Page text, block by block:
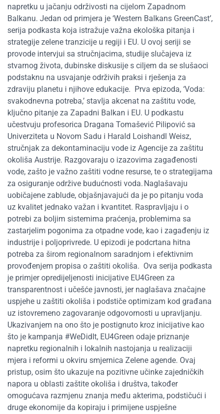
napretku u jačanju održivosti na cijelom Zapadnom
Balkanu. Jedan od primjera je ‘Western Balkans GreenCast’,
serija podkasta koja istražuje važna ekološka pitanja i
strategije zelene tranzicije u regiji i EU. U ovoj seriji se
provode intervjui sa stručnjacima, studije slučajeva iz
stvarnog života, dubinske diskusije s ciljem da se slušaoci
podstaknu na usvajanje održivih praksi i rješenja za
zdraviju planetu i njihove edukacije. Prva epizoda, ‘Voda:
svakodnevna potreba,’ stavlja akcenat na zaštitu vode,
ključno pitanje za Zapadni Balkan i EU. U podkastu
učestvuju profesorica Dragana Tomašević Pilipović sa
Univerziteta u Novom Sadu i Harald Loishandl Weisz,
stručnjak za dekontaminaciju vode iz Agencije za zaštitu
okoliša Austrije. Razgovaraju o izazovima zagađenosti
vode, zašto je važno zaštiti vodne resurse, te o strategijama
za osiguranje održive budućnosti voda. Naglašavaju
uobičajene zablude, objašnjavajući da je po pitanju voda
uz kvalitet jednako važan i kvantitet. Raspravljaju i o
potrebi za boljim sistemima praćenja, problemima sa
zastarjelim pogonima za otpadne vode, kao i zagađenju iz
industrije i poljoprivrede. U epizodi je podcrtana hitna
potreba za širom regionalnom saradnjom i efektivnim
provođenjem propisa o zaštiti okoliša. Ova serija podkasta
je primjeropredijeljenosti inicijative EU4Green za
transparentnost i učešće javnosti, jer naglašava značajne
uspjehe u zaštiti okoliša i podstiče optimizam kod građana
uz istovremeno zagovaranje odgovornosti u upravljanju.
Ukazivanjem na ono što je postignuto kroz inicijative kao
što je kampanja #WeDidIt, EU4Green odaje priznanje
napretku regionalnih i lokalnih nastojanja u realizaciji
mjera i reformi u okviru smjernica Zelene agende. Ovaj
pristup, osim što ukazuje na pozitivne učinke zajedničkih
napora u oblasti zaštite okoliša i društva, također
omogućava razmjenu znanja među akterima, podstičući i
druge ekonomije da kopiraju i primijene uspješne